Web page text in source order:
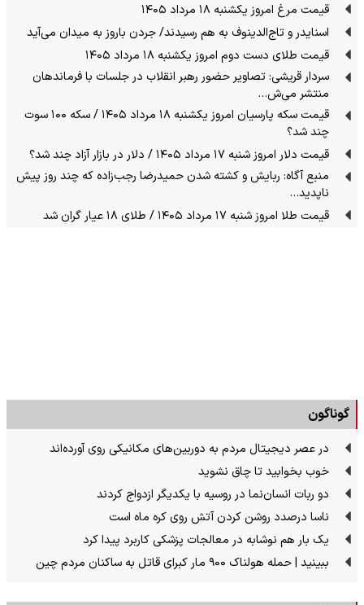
قیمت مرغ امروز یکشنبه ۱۸ مرداد ۱۴۰۵
اسنایدر و تاج‌الدینوف به هم رسیدند/ جردن باروز به میدان می‌آید
قیمت طلای دست دوم امروز یکشنبه ۱۸ مرداد ۱۴۰۵
سردار قریشی: تصاویر حضور رهبر انقلاب در جلسات با فرماندهان
منتشر می‌ش…
قیمت سکه پارسیان امروز یکشنبه ۱۸ مرداد ۱۴۰۵ / سکه ۱۰۰ سوت
چند شد؟
قیمت دلار امروز شنبه ۱۷ مرداد ۱۴۰۵ / دلار در بازار آزاد چند شد؟
منبع آگاه: ربایش و کشته شدن حمیدرضا رجب‌زاده که چند روز پیش
ناپدید…
قیمت طلا امروز شنبه ۱۷ مرداد ۱۴۰۵ / طلای ۱۸ عیار گران شد
گوناگون
در عصر دیجیتال مردم به دوربین‌های مکانیکی روی آورده‌اند
خوب بخوابید تا چاق نشوید
دو ربات انسان‌نما در روسیه با یکدیگر ازدواج کردند
ناسا درصدد روشن کردن آتش روی کره ماه است
یک بار هم نوشابه در معالجات پزشکی کاربرد پیدا کرد
ببینید | حمله هولناک ۹۰۰ مار کبرای قاتل به ساکنان مردم چین